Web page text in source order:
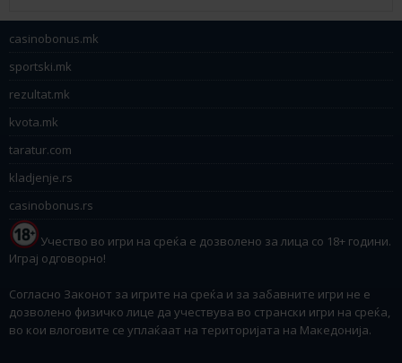
casinobonus.mk
sportski.mk
rezultat.mk
kvota.mk
taratur.com
kladjenje.rs
casinobonus.rs
Учество во игри на среќа е дозволено за лица со 18+ години.
Играј одговорно!
Согласно Законот за игрите на среќа и за забавните игри не е
дозволено физичко лице да учествува во странски игри на среќа,
во кои влоговите се уплаќаат на територијата на Македонија.